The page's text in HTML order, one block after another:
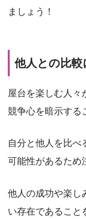
ましょう！
他人との比較
屋台を楽しむ人々
競争心を暗示する
自分と他人を比べ
可能性があるため
他人の成功や楽し
い存在であること